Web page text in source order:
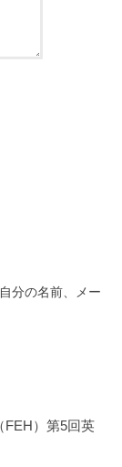
分の名前、メー
FEH）第5回英